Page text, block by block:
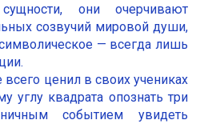
они очерчивают
созвучий мировой души,
— всегда лишь
всего ценил в своих учениках
углу квадрата опознать три
событием увидеть